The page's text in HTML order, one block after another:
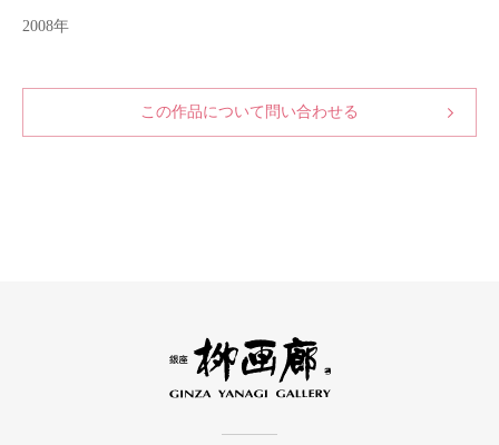
2008年
この作品について問い合わせる